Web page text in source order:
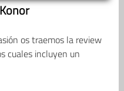
os traemos la review
cuales incluyen un